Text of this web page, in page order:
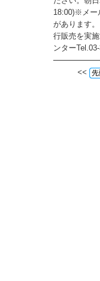
18:00)※メー
があります
行販売を実
ンター
<<